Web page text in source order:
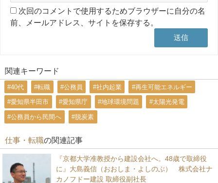
次回のコメントで使用するためブラウザーに自分の名
前、メールアドレス、サイトを保存する。
関連キーワード
#40代 #転職 #公務員 #社内起業 #再生可能エネルギー
#愛知県半田市 #愛知県庁 #地球環境問題 #太陽光発電
#公務員から民間へ #脱炭素
仕事・転職の関連記事
『京都大学准教授から建設会社へ。48歳で取締役
に』大島義信（おおしま・よしのぶ） 株式会社ナ
カノフドー建設 取締役副社長